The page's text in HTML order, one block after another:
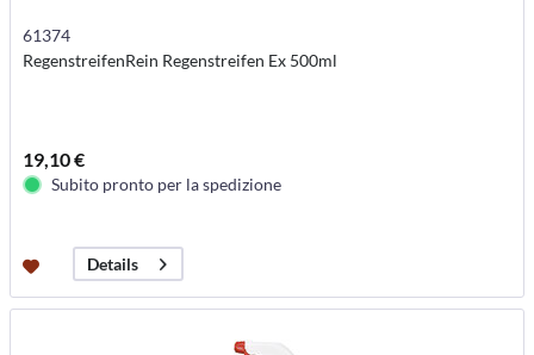
61374
RegenstreifenRein Regenstreifen Ex 500ml
19,10 €
Subito pronto per la spedizione
Details